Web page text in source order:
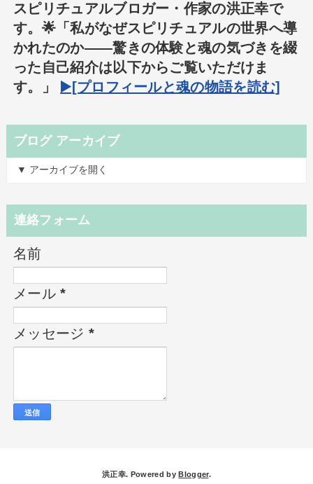
スピリチュアルブロガー・作家の洪正幸で
す。🌟「私がなぜスピリチュアルの世界へ導
かれたのか――驚きの体験と魂の気づきを綴
った自己紹介は以下からご覧いただけま
す。」
▶️[プロフィールと魂の物語を読む]
ブログ アーカイブ
▼ アーカイブを開く
連絡フォーム
名前
メール*
メッセージ *
洪正幸. Powered by Blogger.